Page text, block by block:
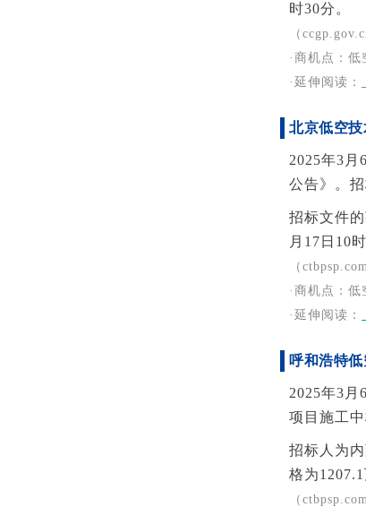
时30分。
（
·商机点：
·延伸阅读 ：
北京低空技
2025年3
公告》。
招标文件
月17日10时
（
·商机点：
·延伸阅读 ：
呼和浩特
2025年3
项目施工中
招标人为
格为1207.1
（